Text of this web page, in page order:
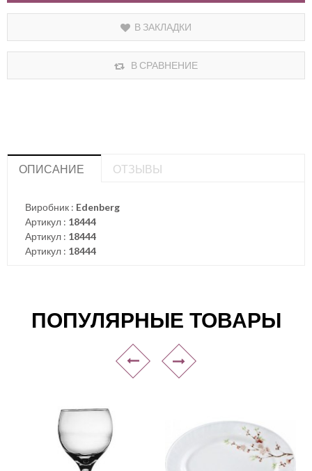
В ЗАКЛАДКИ
В СРАВНЕНИЕ
ОПИСАНИЕ ОТЗЫВЫ
Виробник : Edenberg
Артикул : 18444
Артикул : 18444
Артикул : 18444
ПОПУЛЯРНЫЕ ТОВАРЫ